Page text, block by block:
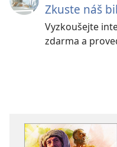
Zkuste náš
Vyzkoušejte
zdarma a